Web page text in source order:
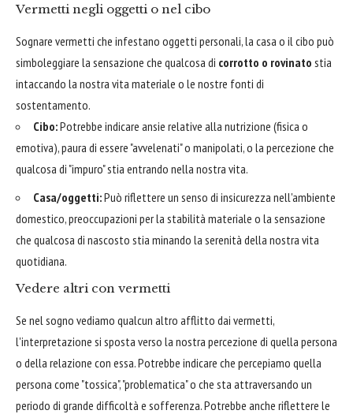
Vermetti negli oggetti o nel cibo
Sognare vermetti che infestano oggetti personali, la casa o il cibo può
simboleggiare la sensazione che qualcosa di corrotto o rovinato stia
intaccando la nostra vita materiale o le nostre fonti di
sostentamento.
Cibo:Potrebbe indicare ansie relative alla nutrizione (fisica o
emotiva), paura di essere "avvelenati" o manipolati, o la percezione che
qualcosa di "impuro" stia entrando nella nostra vita.
Casa/oggetti:Può riflettere un senso di insicurezza nell'ambiente
domestico, preoccupazioni per la stabilità materiale o la sensazione
che qualcosa di nascosto stia minando la serenità della nostra vita
quotidiana.
Vedere altri con vermetti
Se nel sogno vediamo qualcun altro afflitto dai vermetti,
l'interpretazione si sposta verso la nostra percezione di quella persona
o della relazione con essa. Potrebbe indicare che percepiamo quella
persona come "tossica", "problematica" o che sta attraversando un
periodo di grande difficoltà e sofferenza. Potrebbe anche riflettere le